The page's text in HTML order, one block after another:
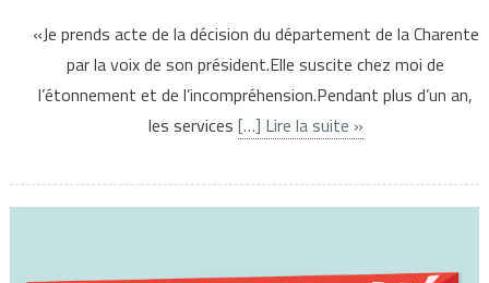
«Je prends acte de la décision du département de la Charente
par la voix de son président.Elle suscite chez moi de
l’étonnement et de l’incompréhension.Pendant plus d’un an,
les services […] Lire la suite »